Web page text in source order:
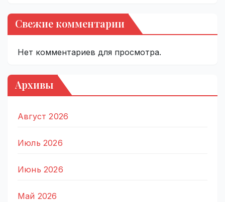
Свежие комментарии
Нет комментариев для просмотра.
Архивы
Август 2026
Июль 2026
Июнь 2026
Май 2026